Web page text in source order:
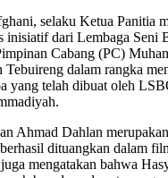
selaku Ketua Panitia
inisiatif dari Lembaga Seni
Cabang (PC)
Tebuireng dalam rangka
yang telah dibuat oleh
Ahmad Dahlan
dituangkan dalam
mengatakan bahwa